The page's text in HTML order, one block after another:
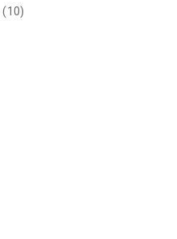
(10)